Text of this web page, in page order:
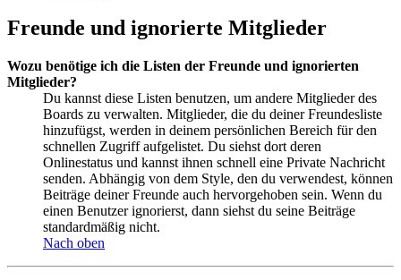
Freunde und ignorierte Mitglieder
Wozu benötige ich die Listen der Freunde und ignorierten
Mitglieder?
Du kannst diese Listen benutzen, um andere Mitglieder des
Boards zu verwalten. Mitglieder, die du deiner Freundesliste
hinzufügst, werden in deinem persönlichen Bereich für den
schnellen Zugriff aufgelistet. Du siehst dort deren
Onlinestatus und kannst ihnen schnell eine Private Nachricht
senden. Abhängig von dem Style, den du verwendest, können
Beiträge deiner Freunde auch hervorgehoben sein. Wenn du
einen Benutzer ignorierst, dann siehst du seine Beiträge
standardmäßig nicht.
Nach oben